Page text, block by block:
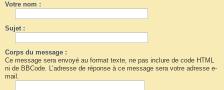
Votre nom :
Sujet :
Corps du message :
Ce message sera envoyé au format texte, ne pas inclure de code HTML
ni de BBCode. L’adresse de réponse à ce message sera votre adresse e-
mail.